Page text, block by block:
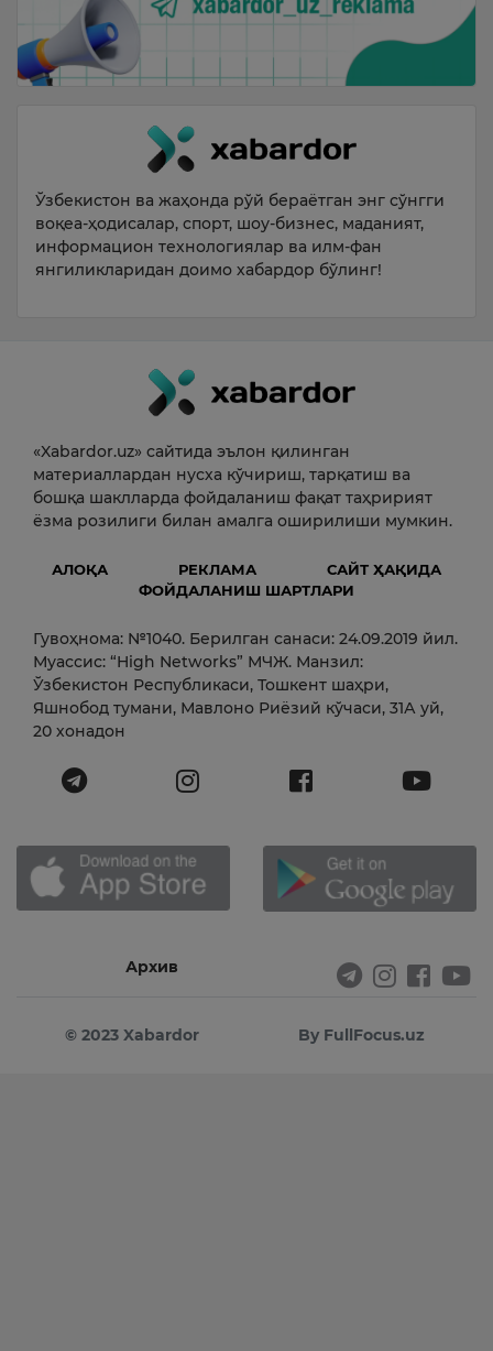
Ўзбекистон ва жаҳонда рўй бераётган энг сўнгги
воқеа-ҳодисалар, спорт, шоу-бизнес, маданият,
информацион технологиялар ва илм-фан
янгиликларидан доимо хабардор бўлинг!
«Xabardor.uz» сайтида эълон қилинган
материаллардан нусха кўчириш, тарқатиш ва
бошқа шаклларда фойдаланиш фақат таҳририят
ёзма розилиги билан амалга оширилиши мумкин.
АЛОҚА РЕКЛАМА
САЙТ ҲАҚИДА
ФОЙДАЛАНИШ ШАРТЛАРИ
Гувоҳнома: №1040. Берилган санаси: 24.09.2019 йил.
Муассис: “High Networks” МЧЖ. Манзил:
Ўзбекистон Республикаси, Тошкент шаҳри,
Яшнобод тумани, Мавлоно Риёзий кўчаси, 31А уй,
20 хонадон
Архив
© 2023 Xabardor By FullFocus.uz